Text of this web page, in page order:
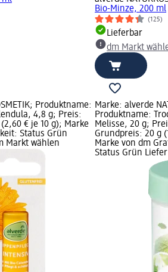
Bio-Minze, 200 ml
(125)
Lieferbar
dm Markt
Produktname:
4,8 g; Preis:
€ je 10 g); Marke
Status Grün
Markt wählen
Marke: alverde
Produktname:
Melisse, 20 g;
Grundpreis: 20 g
Marke von dm
Status Grün